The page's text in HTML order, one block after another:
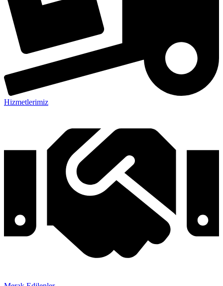
Hizmetlerimiz